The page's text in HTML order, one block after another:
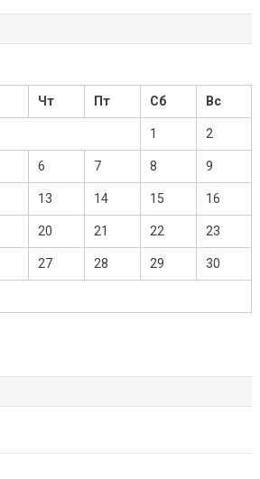
Чт Пт Сб Вс
1 2
6 7 8 9
13 14 15 16
20 21 22 23
27 28 29 30